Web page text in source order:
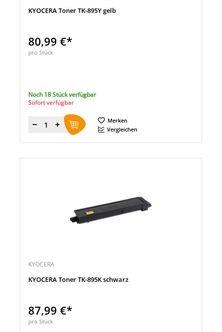
KYOCERA Toner TK-895Y gelb
80,99 €*
pro Stück
Noch 18 Stück verfügbar
Sofort verfügbar
Menge
Merken
Vergleichen
KYOCERA
KYOCERA Toner TK-895K schwarz
87,99 €*
pro Stück